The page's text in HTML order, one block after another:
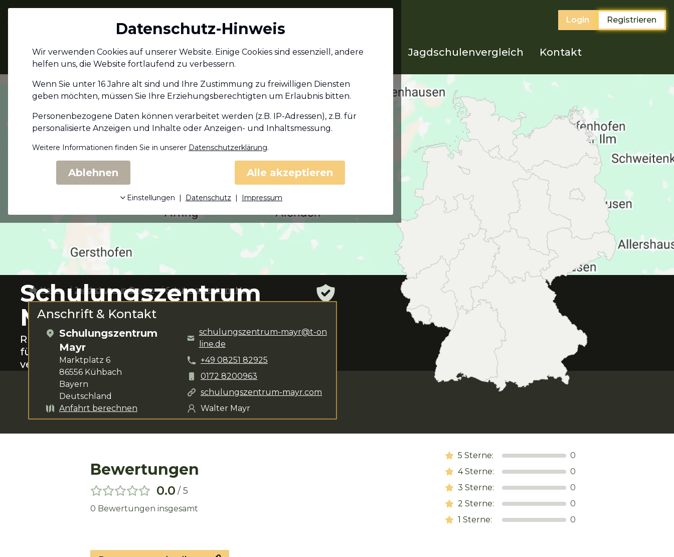
Login Registrieren
Alle Infos zum
Jagdschein
Jagdschein in deinem
Bundesland
Jagdschulenvergleich Kontakt
Schulungszentrum
Mayr
Rund umKühbachdas Jagen lernen.Walter Mayrsteht dir
für deine Anliegen zur Verfügung. Das Kursangebot umfasst
verschiedenste Kurse
Home Jagdschulen inBayern Schulungszentrum Mayr
Anschrift & Kontakt
Schulungszentrum
Mayr
Marktplatz 6
86556 Kühbach
Bayern
Deutschland
Anfahrt berechnen
schulungszentrum-mayr@t-on
line.de
+49 08251 82925
0172 8200963
schulungszentrum-mayr.com
Walter Mayr
Bewertungen
0.0 / 5
0 Bewertungen insgesamt
5 Sterne:
0
4Sterne:
0
3 Sterne:
0
2 Sterne:
0
1 Sterne: 0
Datenschutz-Hinweis
Wir verwenden Cookies auf unserer Website. Einige Cookies sind essenziell, andere
helfen uns, die Website fortlaufend zu verbessern.
Wenn Sie unter 16 Jahre alt sind und Ihre Zustimmung zu freiwilligen Diensten
geben möchten, müssen Sie Ihre Erziehungs­berechtigten um Erlaubnis bitten.
Personenbezogene Daten können verarbeitet werden (z.B. IP-Adressen), z.B. für
personalisierte Anzeigen und Inhalte oder Anzeigen- und Inhaltsmessung.
Weitere Informationen finden Sie in unserer Datenschutzerklärung.
Ablehnen Alle akzeptieren
Einstellungen | Datenschutz | Impressum